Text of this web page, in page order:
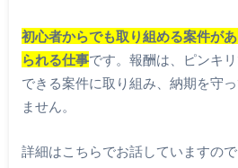
初心者からでも取り組める案件が
られる仕事です。報酬は、ピンキ
できる案件に取り組み、納期を守
ません。
詳細はこちらでお話していますの